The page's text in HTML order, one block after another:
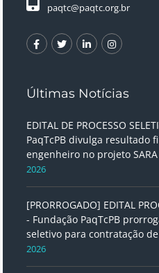
paqtc@paqtc.org.br
Últimas Notícias
EDITAL DE PROCESSO
PaqTcPB divulga resultado
engenheiro no projeto SARA
2026
[PRORROGADO] EDITAL
- Fundação PaqTcPB
seletivo para contratação
2026